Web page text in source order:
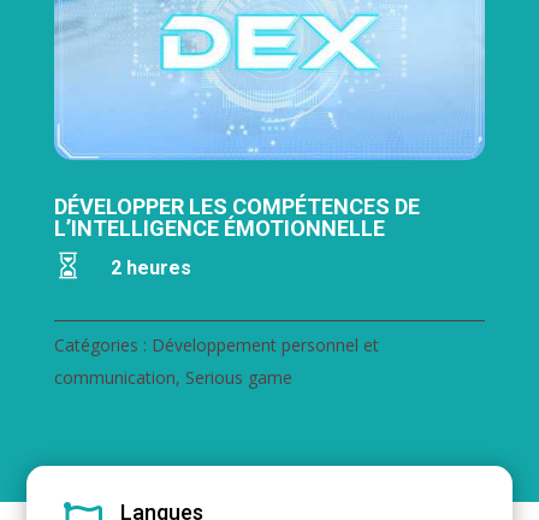
DÉVELOPPER LES COMPÉTENCES DE
L’INTELLIGENCE ÉMOTIONNELLE
 2 heures
Catégories : Développement personnel et
communication, Serious game
Langues